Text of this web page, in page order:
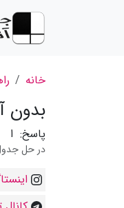
خانه
بدون
پاسخ: ا
در حل